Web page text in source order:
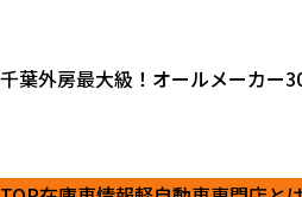
千葉外房最大級！オールメーカー